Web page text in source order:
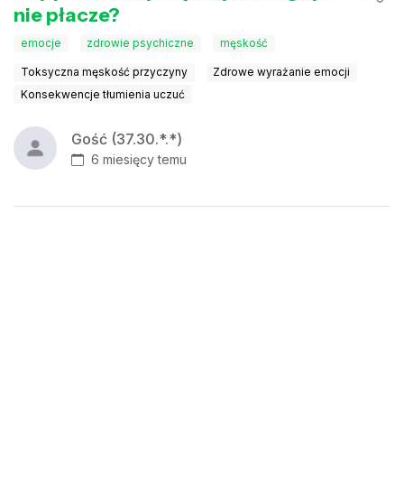
nie płacze?
emocje zdrowie psychiczne męskość
Toksyczna męskość przyczyny
Zdrowe wyrażanie emocji
Konsekwencje tłumienia uczuć
Gość (37.30.*.*)
6 miesięcy temu